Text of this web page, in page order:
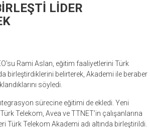
LİDER
Rami Aslan, eğitim faaliyetlerini Türk
birleştirdiklerini belirterek, Akademi ile beraber
söyledi.
sürecine eğitimi de ekledi. Yeni
Telekom, Avea ve TTNET’in çalışanlarına
Türk Telekom Akademi adı altında birleştirildi.